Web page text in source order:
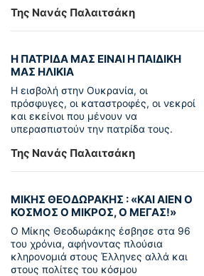
Της Νανάς Παλαιτσάκη
Η ΠΑΤΡΙΔΑ ΜΑΣ ΕΙΝΑΙ Η ΠΑΙΔΙΚΗ
ΜΑΣ ΗΛΙΚΙΑ
Η εισβολή στην Ουκρανία, οι
πρόσφυγες, οι καταστροφές, οι νεκροί
και εκείνοι που μένουν να
υπερασπιστούν την πατρίδα τους.
Της Νανάς Παλαιτσάκη
ΜΙΚΗΣ ΘΕΟΔΩΡΑΚΗΣ : «KAI ΑΙΕΝ Ο
ΚΟΣΜΟΣ Ο ΜΙΚΡΟΣ, Ο ΜΕΓΑΣ!»
Ο Μίκης Θεοδωράκης έσβησε στα 96
του χρόνια, αφήνοντας πλούσια
κληρονομιά στους Έλληνες αλλά και
στους πολίτες του κόσμου